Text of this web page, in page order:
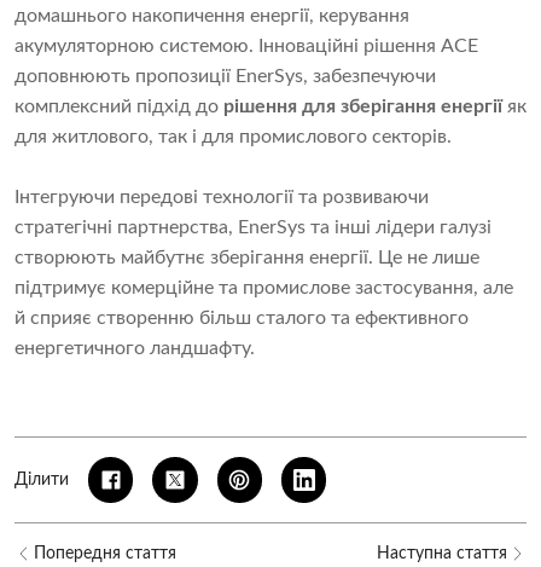
домашнього накопичення енергії, керування
акумуляторною системою. Інноваційні рішення ACE
доповнюють пропозиції EnerSys, забезпечуючи
комплексний підхід до рішення для зберігання енергіїяк
для житлового, так і для промислового секторів.
Інтегруючи передові технології та розвиваючи
стратегічні партнерства, EnerSys та інші лідери галузі
створюють майбутнє зберігання енергії. Це не лише
підтримує комерційне та промислове застосування, але
й сприяє створенню більш сталого та ефективного
енергетичного ландшафту.
Ділити
Попередня стаття Наступна стаття